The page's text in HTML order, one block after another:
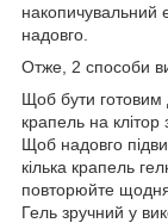
накопичувальний
надовго.
Отже, 2 способи
Щоб бути готовим
крапель на клітор
Щоб надовго
кілька крапель
повторюйте
Гель зручний у